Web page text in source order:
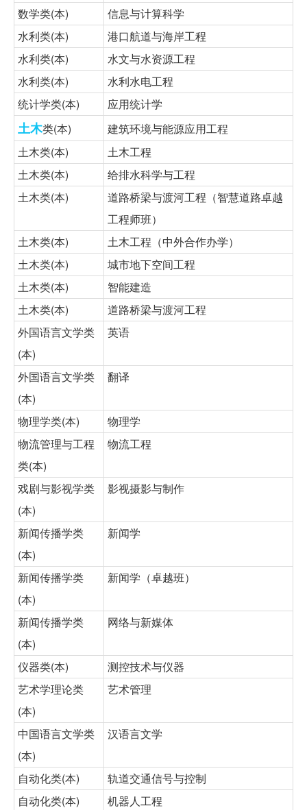
数学类(本)
信息与计算科学
水利类(本)
港口航道与海岸工程
水利类(本)
水文与水资源工程
水利类(本)
水利水电工程
统计学类(本)
应用统计学
土木类(本)
建筑环境与能源应用工程
土木类(本)
土木工程
土木类(本)
给排水科学与工程
土木类(本)
道路桥梁与渡河工程（智慧道路卓越
工程师班）
土木类(本)
土木工程（中外合作办学）
土木类(本)
城市地下空间工程
土木类(本)
智能建造
土木类(本)
道路桥梁与渡河工程
外国语言文学类
(本)
英语
外国语言文学类
(本)
翻译
物理学类(本)
物理学
物流管理与工程
类(本)
物流工程
戏剧与影视学类
(本)
影视摄影与制作
新闻传播学类
(本)
新闻学
新闻传播学类
(本)
新闻学（卓越班）
新闻传播学类
(本)
网络与新媒体
仪器类(本)
测控技术与仪器
艺术学理论类
(本)
艺术管理
中国语言文学类
(本)
汉语言文学
自动化类(本)
轨道交通信号与控制
自动化类(本)
机器人工程